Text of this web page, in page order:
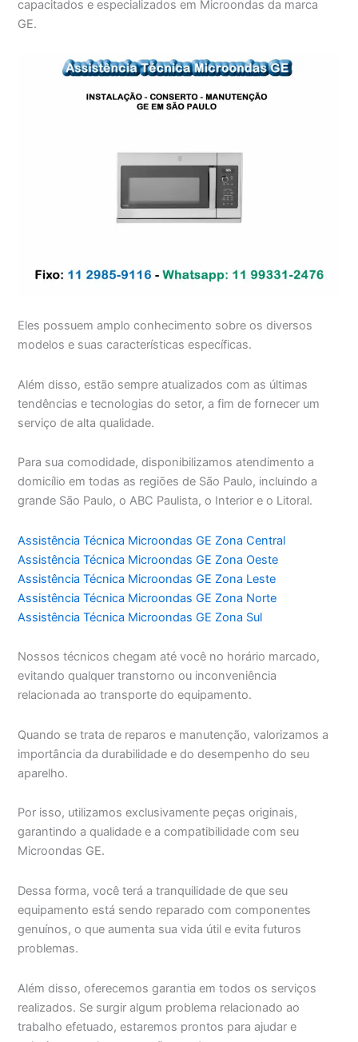
capacitados e especializados em Microondas da marca
GE.
Eles possuem amplo conhecimento sobre os diversos
modelos e suas características específicas.
Além disso, estão sempre atualizados com as últimas
tendências e tecnologias do setor, a fim de fornecer um
serviço de alta qualidade.
Para sua comodidade, disponibilizamos atendimento a
domicílio em todas as regiões de São Paulo, incluindo a
grande São Paulo, o ABC Paulista, o Interior e o Litoral.
Assistência Técnica Microondas GE Zona Central
Assistência Técnica Microondas GE Zona Oeste
Assistência Técnica Microondas GE Zona Leste
Assistência Técnica Microondas GE Zona Norte
Assistência Técnica Microondas GE Zona Sul
Nossos técnicos chegam até você no horário marcado,
evitando qualquer transtorno ou inconveniência
relacionada ao transporte do equipamento.
Quando se trata de reparos e manutenção, valorizamos a
importância da durabilidade e do desempenho do seu
aparelho.
Por isso, utilizamos exclusivamente peças originais,
garantindo a qualidade e a compatibilidade com seu
Microondas GE.
Dessa forma, você terá a tranquilidade de que seu
equipamento está sendo reparado com componentes
genuínos, o que aumenta sua vida útil e evita futuros
problemas.
Além disso, oferecemos garantia em todos os serviços
realizados. Se surgir algum problema relacionado ao
trabalho efetuado, estaremos prontos para ajudar e